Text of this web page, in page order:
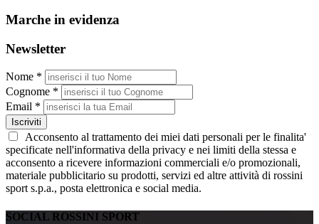
Marche in evidenza
Newsletter
Nome *
Cognome *
Email *
Iscriviti
Acconsento al trattamento dei miei dati personali per le finalita'
specificate nell'informativa della privacy e nei limiti della stessa e
acconsento a ricevere informazioni commerciali e/o promozionali,
materiale pubblicitario su prodotti, servizi ed altre attività di rossini
sport s.p.a., posta elettronica e social media.
SOCIAL ROSSINI SPORT